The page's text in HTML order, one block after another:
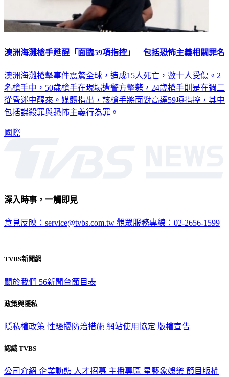
澳洲海灘槍手甦醒「面臨59項指控」 包括恐怖主義相關罪名
澳洲海灘槍擊事件震驚全球，造成15人死亡，數十人受傷。2
名槍手中，50歲槍手在現場遭警方擊斃，24歲槍手則是在週二
從昏迷中醒來。媒體指出，該槍手將面對高達59項指控，其中
包括謀殺罪與恐怖主義行為罪。
國際
深入時事，一觸即見
意見反映：service@tvbs.com.tw 觀眾服務專線：02-2656-1599
TVBS新聞網
關於我們 56新聞台節目表
政策與隱私
隱私權政策 性騷擾防治措施 網站使用協定 版權宣告
認識 TVBS
公司介紹 企業動態 人才招募 主播專區 星藝象娛樂 節目版權